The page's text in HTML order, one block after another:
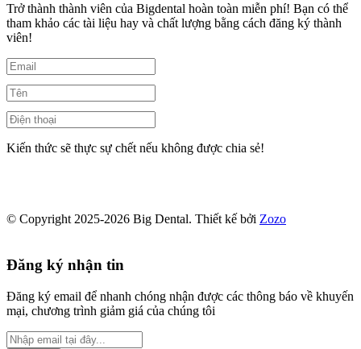
Trở thành thành viên của Bigdental hoàn toàn miễn phí! Bạn có thể
tham khảo các tài liệu hay và chất lượng bằng cách đăng ký thành
viên!
Kiến thức sẽ thực sự chết nếu không được chia sẻ!
© Copyright 2025-2026 Big Dental. Thiết kế bởi Zozo
Đăng ký nhận tin
Đăng ký email để nhanh chóng nhận được các thông báo về khuyến
mại, chương trình giảm giá của chúng tôi